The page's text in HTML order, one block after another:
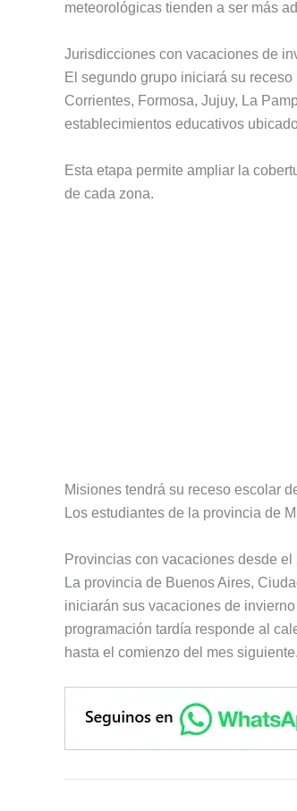
meteorológicas tienden a ser más
Jurisdicciones con vacaciones de
El segundo grupo iniciará su
Corrientes, Formosa, Jujuy, La
establecimientos educativos
Esta etapa permite ampliar la
de cada zona.
Misiones tendrá su receso escolar
Los estudiantes de la provincia de
Provincias con vacaciones desde
La provincia de Buenos Aires,
iniciarán sus vacaciones de
programación tardía responde al
hasta el comienzo del mes siguiente.